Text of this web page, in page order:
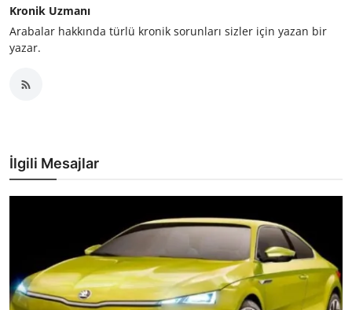
Kronik Uzmanı
Arabalar hakkında türlü kronik sorunları sizler için yazan bir
yazar.
İlgili Mesajlar